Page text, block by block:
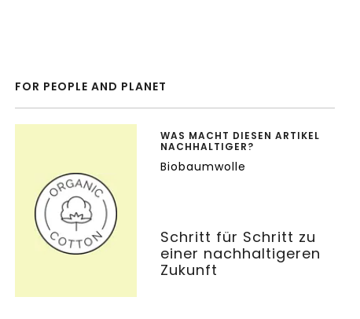
FOR PEOPLE AND PLANET
WAS MACHT DIESEN ARTIKEL
NACHHALTIGER?
Biobaumwolle
Schritt für Schritt zu
einer nachhaltigeren
Zukunft